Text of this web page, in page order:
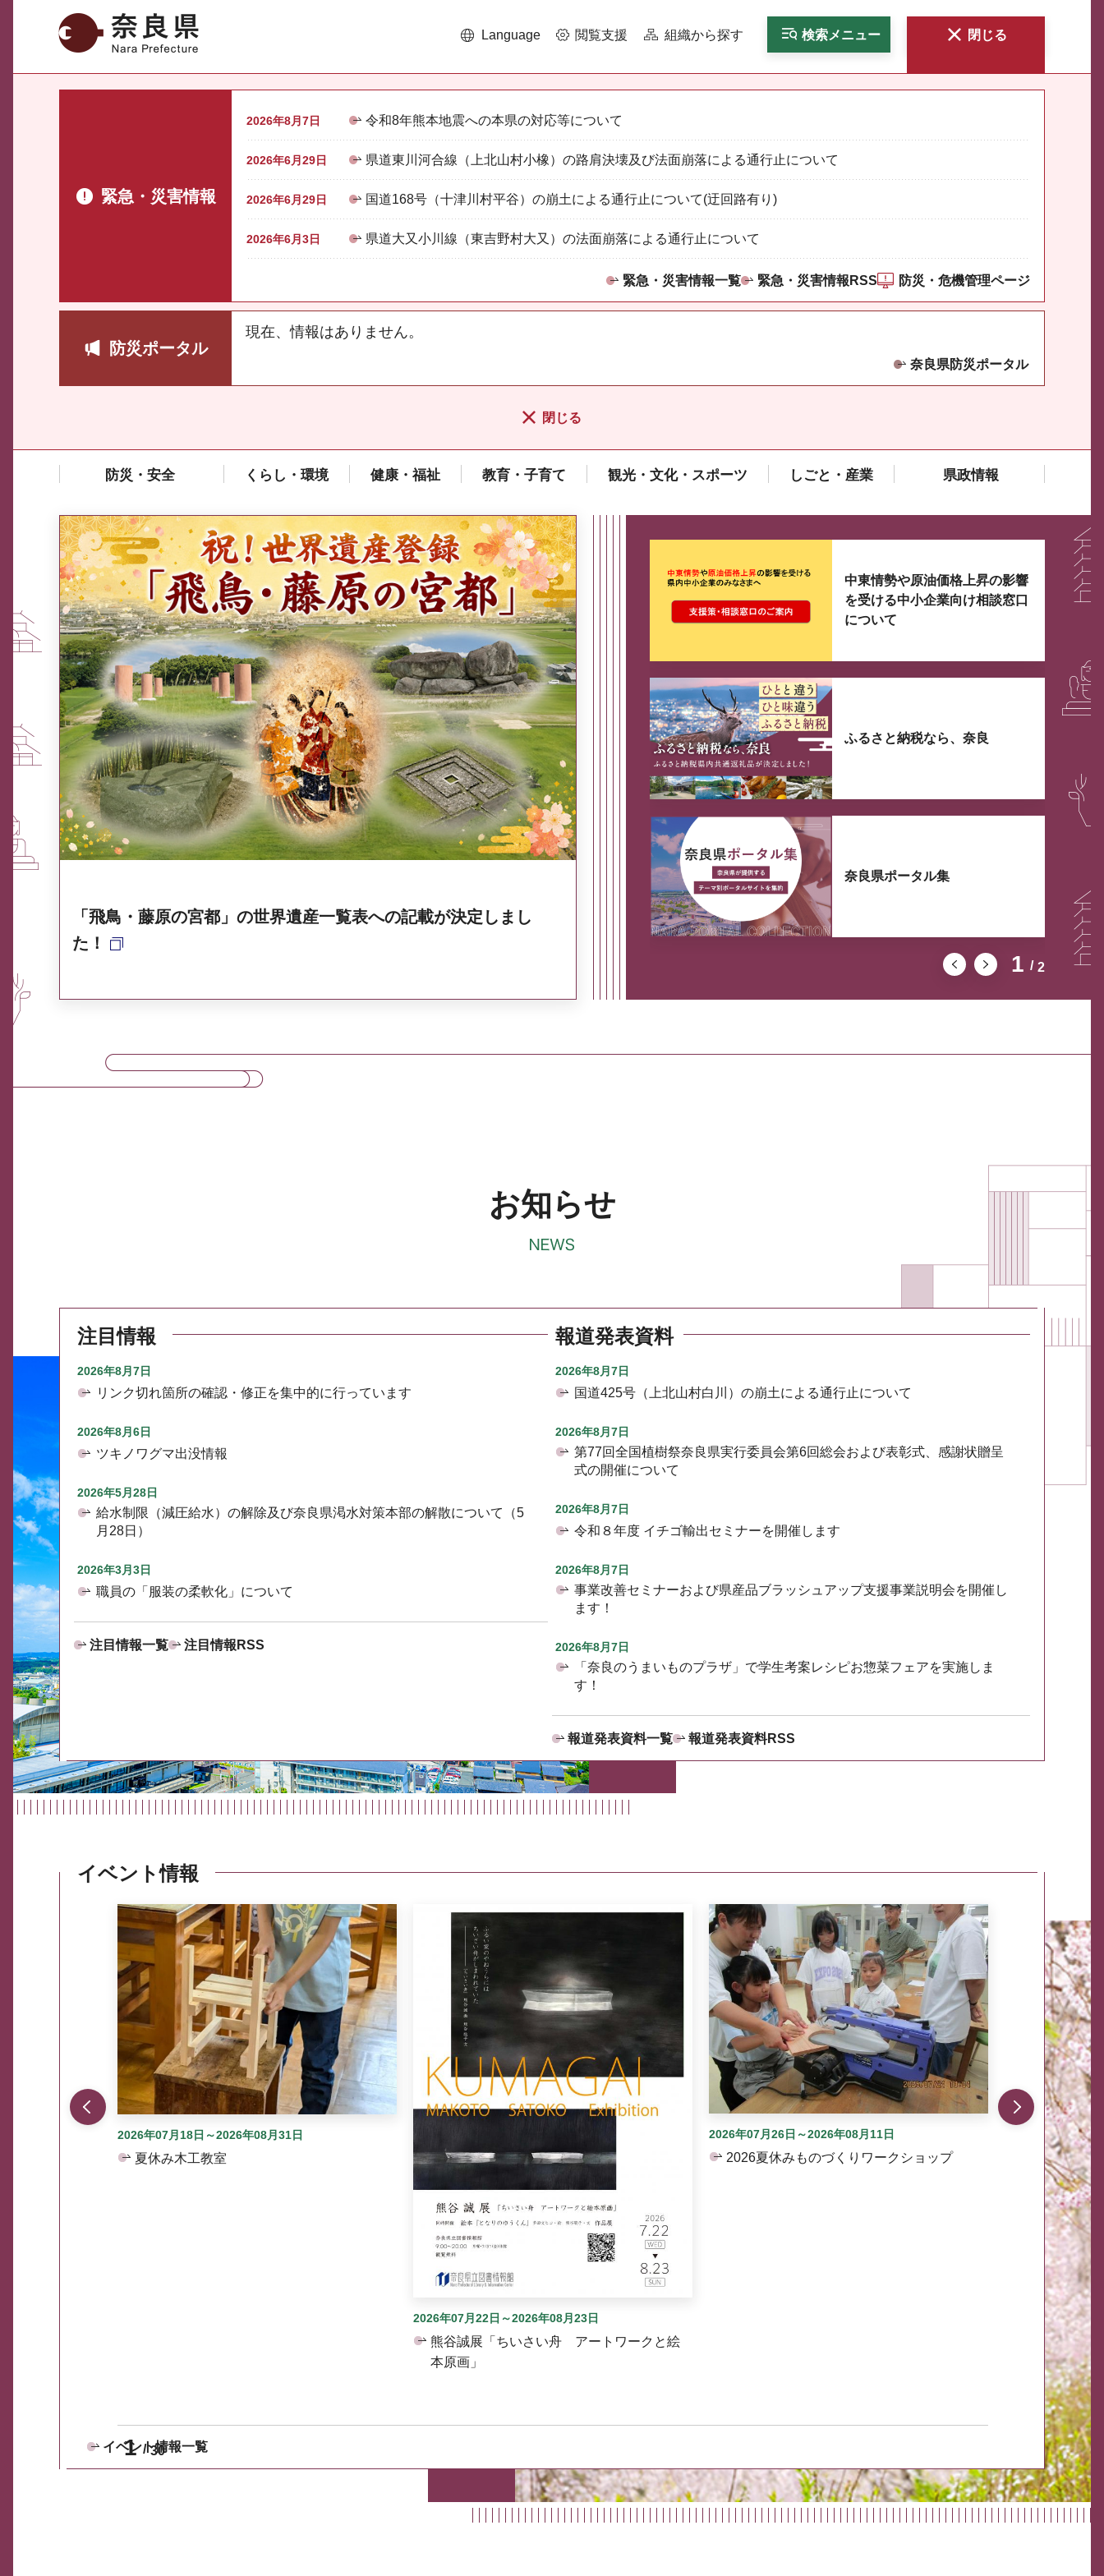
奈良県 Language 閲覧支援 組織から探す 検索メニュー 閉じる
緊急・災害情報
2026年8月7日 令和8年熊本地震への本県の対応等について
2026年6月29日 県道東川河合線（上北山村小橡）の路肩決壊及び法面崩落による通行止について
2026年6月29日 国道168号（十津川村平谷）の崩土による通行止について(迂回路有り)
2026年6月3日 県道大又小川線（東吉野村大又）の法面崩落による通行止について
緊急・災害情報一覧 緊急・災害情報RSS 防災・危機管理ページ
防災ポータル
現在、情報はありません。
奈良県防災ポータル
閉じる
防災・安全 くらし・環境 健康・福祉 教育・子育て 観光・文化・スポーツ しごと・産業 県政情報
「飛鳥・藤原の宮都」の世界遺産一覧表への記載が決定しまし
た！
ここから最大3つずつ情報が表示されるスライダーがあります。
1 2
中東情勢や原油価格上昇の影響
を受ける中小企業向け相談窓口
について
ふるさと納税なら、奈良
県広報誌「県民だより奈良」
2026年8月号
奈良県政策集
中東情勢や原油価格上昇の影響
を受ける中小企業向け相談窓口
について
ふるさと納税なら、奈良
奈良県ポータル集
お知らせ
注目情報
2026年8月7日
リンク切れ箇所の確認・修正を集中的に行っています
2026年8月6日
ツキノワグマ出没情報
2026年5月28日
給水制限（減圧給水）の解除及び奈良県渇水対策本部の解散について（5
月28日）
2026年3月3日
職員の「服装の柔軟化」について
注目情報一覧 注目情報RSS
報道発表資料
2026年8月7日
国道425号（上北山村白川）の崩土による通行止について
2026年8月7日
第77回全国植樹祭奈良県実行委員会第6回総会および表彰式、感謝状贈呈
式の開催について
2026年8月7日
令和８年度 イチゴ輸出セミナーを開催します
2026年8月7日
事業改善セミナーおよび県産品ブラッシュアップ支援事業説明会を開催し
ます！
2026年8月7日
「奈良のうまいものプラザ」で学生考案レシピお惣菜フェアを実施しま
す！
報道発表資料一覧 報道発表資料RSS
イベント情報
1 30
2026年07月18日～2026年08月31日
夏休み木工教室
2026年07月22日～2026年08月23日
熊谷誠展「ちいさい舟 アートワークと絵
本原画」
2026年07月26日～2026年08月11日
2026夏休みものづくりワークショップ
イベント情報一覧